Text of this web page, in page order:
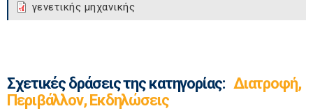
γενετικής μηχανικής
Σχετικές δράσεις της κατηγορίας: Διατροφή,
Περιβάλλον, Εκδηλώσεις